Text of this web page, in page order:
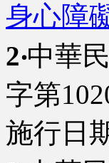
身心障
2‧中華
字第
施行日